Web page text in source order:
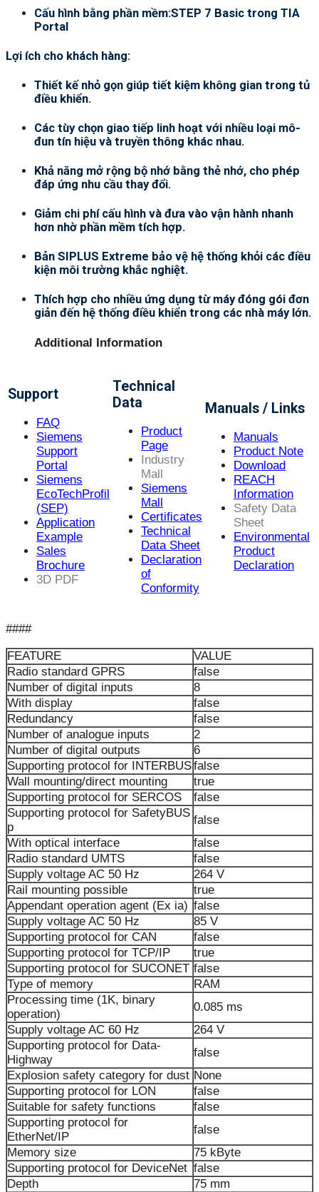
Cấu hình bằng phần mềm:STEP 7 Basic trong TIA
Portal
Lợi ích cho khách hàng:
Thiết kế nhỏ gọn giúp tiết kiệm không gian trong tủ
điều khiển.
Các tùy chọn giao tiếp linh hoạt với nhiều loại mô-
đun tín hiệu và truyền thông khác nhau.
Khả năng mở rộng bộ nhớ bằng thẻ nhớ, cho phép
đáp ứng nhu cầu thay đổi.
Giảm chi phí cấu hình và đưa vào vận hành nhanh
hơn nhờ phần mềm tích hợp.
Bản SIPLUS Extreme bảo vệ hệ thống khỏi các điều
kiện môi trường khắc nghiệt.
Thích hợp cho nhiều ứng dụng từ máy đóng gói đơn
giản đến hệ thống điều khiển trong các nhà máy lớn.
Additional Information
Support
FAQ
Siemens
Support
Portal
Siemens
EcoTechProfil
(SEP)
Application
Example
Sales
Brochure
3D PDF
Technical
Data
Product
Page
Industry
Mall
Siemens
Mall
Certificates
Technical
Data Sheet
Declaration
of
Conformity
Manuals / Links
Manuals
Product Note
Download
REACH
Information
Safety Data
Sheet
Environmental
Product
Declaration
####
FEATURE
VALUE
Radio standard GPRS
false
Number of digital inputs
8
With display
false
Redundancy
false
Number of analogue inputs
2
Number of digital outputs
6
Supporting protocol for INTERBUSfalse
Wall mounting/direct mounting
true
Supporting protocol for SERCOS
false
Supporting protocol for SafetyBUS
p
false
With optical interface
false
Radio standard UMTS
false
Supply voltage AC 50 Hz
264 V
Rail mounting possible
true
Appendant operation agent (Ex ia) false
Supply voltage AC 50 Hz
85 V
Supporting protocol for CAN
false
Supporting protocol for TCP/IP
true
Supporting protocol for SUCONET false
Type of memory
RAM
Processing time (1K, binary
operation)
0.085 ms
Supply voltage AC 60 Hz
264 V
Supporting protocol for Data-
Highway
false
Explosion safety category for dust None
Supporting protocol for LON
false
Suitable for safety functions
false
Supporting protocol for
EtherNet/IP
false
Memory size
75 kByte
Supporting protocol for DeviceNet false
Depth
75 mm